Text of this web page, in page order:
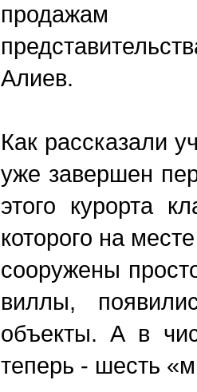
продажам
Алиев.
Как рассказали
уже завершен
этого курорта
которого на
сооружены
виллы,
объекты. А в
теперь - шесть